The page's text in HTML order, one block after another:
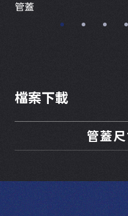
管蓋
檔案下載
管蓋